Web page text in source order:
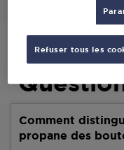
Comment
propane des
Refuser tous les